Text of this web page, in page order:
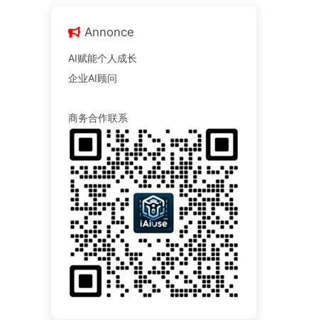
Annonce
AI赋能个人成长
企业AI顾问
商务合作联系